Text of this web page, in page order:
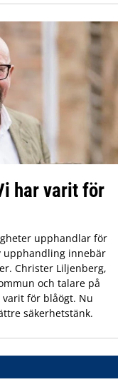
har varit för
upphandlar för
upphandling innebär
Christer Liljenberg,
och talare på
varit för blåögt. Nu
säkerhetstänk.